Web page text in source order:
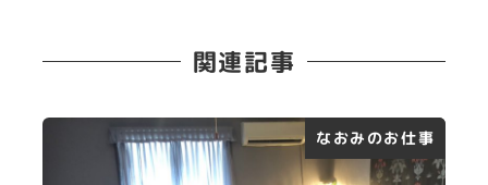
関連記事
なおみのお仕事